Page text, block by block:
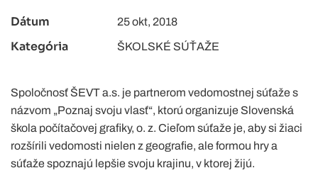
Dátum 25 okt, 2018
Kategória ŠKOLSKÉ SÚŤAŽE
Spoločnosť ŠEVT a.s. je partnerom vedomostnej súťaže s
názvom „Poznaj svoju vlasť“, ktorú organizuje Slovenská
škola počítačovej grafiky, o. z. Cieľom súťaže je, aby si žiaci
rozšírili vedomosti nielen z geografie, ale formou hry a
súťaže spoznajú lepšie svoju krajinu, v ktorej žijú.